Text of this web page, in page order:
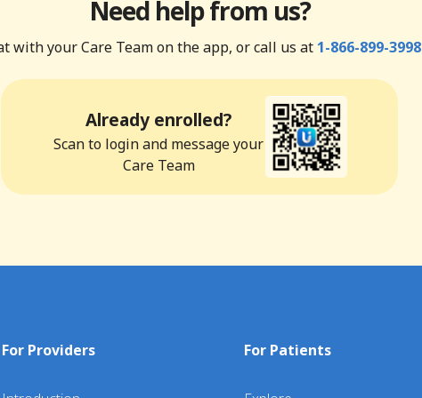
Need help from us?
with your Care Team on the app, or call us at 1-866-899-3998
Already enrolled?
Scan to login and message your
Care Team
For Providers For Patients